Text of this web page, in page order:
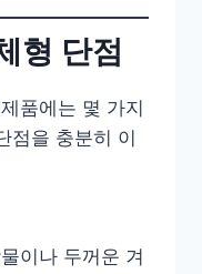
형 단점
품에는 몇 가지
점을 충분히 이
이나 두꺼운 겨